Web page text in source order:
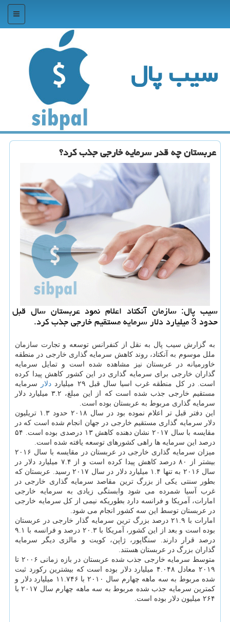
منو
سیب پال
عربستان چه قدر سرمایه خارجی جذب كرد؟
سیب پال: سازمان آنكتاد اعلام نمود عربستان سال قبل
حدود 3 میلیارد دلار سرمایه مستقیم خارجی جذب كرد.
به گزارش سیب پال به نقل از كنفرانس توسعه و تجارت سازمان
ملل موسوم به آنكتاد، روند كاهش سرمایه گذاری خارجی در منطقه
خاورمیانه در عربستان نیز مشاهده شده است و تمایل سرمایه
گذاران خارجی برای سرمایه گذاری در این كشور كاهش پیدا كرده
است. در كل منطقه غرب اسیا سال قبل ۲۹ میلیارد
دلار
سرمایه
مستقیم خارجی جذب شده است كه از این مبلغ، ۳.۲ میلیارد دلار
سرمایه گذاری مربوط به عربستان بوده است.
این دفتر قبل تر اعلام نموده بود در سال ۲۰۱۸ حدود ۱.۳ تریلیون
دلار سرمایه گذاری مستقیم خارجی در جهان انجام شده است كه در
مقایسه با سال ۲۰۱۷ نشان دهنده كاهش ۱۳ درصدی بوده است. ۵۴
درصد این سرمایه ها راهی كشورهای توسعه یافته شده است.
میزان سرمایه گذاری خارجی در عربستان در مقایسه با سال ۲۰۱۶
بیشتر از ۸۰ درصد كاهش پیدا كرده است و از ۷.۴ میلیارد دلار در
سال ۲۰۱۶ به تنها ۱.۴ میلیارد دلار در سال ۲۰۱۷ رسید. عربستان كه
بطور سنتی یكی از بزرگ ترین مقاصد سرمایه گذاری خارجی در
غرب آسیا شمرده می شود وابستگی زیادی به سرمایه خارجی
امارات، آمریكا و فرانسه دارد بطوریكه نیمی از كل سرمایه خارجی
در عربستان توسط این سه كشور انجام می شود.
امارات با ۲۱.۹ درصد بزرگ ترین سرمایه گذار خارجی در عربستان
بوده است و بعد از این كشور، آمریكا با ۲۰.۳ درصد و فرانسه با ۹.۱
درصد قرار دارند. سنگاپور، ژاپن، كویت و مالزی دیگر سرمایه
گذاران بزرگ در عربستان هستند.
متوسط سرمایه خارجی جذب شده عربستان در بازه زمانی ۲۰۰۶ تا
۲۰۱۹ معادل ۴.۰۴۸ میلیارد دلار بوده است كه بیشترین ركورد ثبت
شده مربوط به سه ماهه چهارم سال ۲۰۱۰ با ۱۱.۷۴۶ میلیارد دلار و
كمترین سرمایه جذب شده مربوط به سه ماهه چهارم سال ۲۰۱۷ با
۲۶۴ میلیون دلار بوده است.